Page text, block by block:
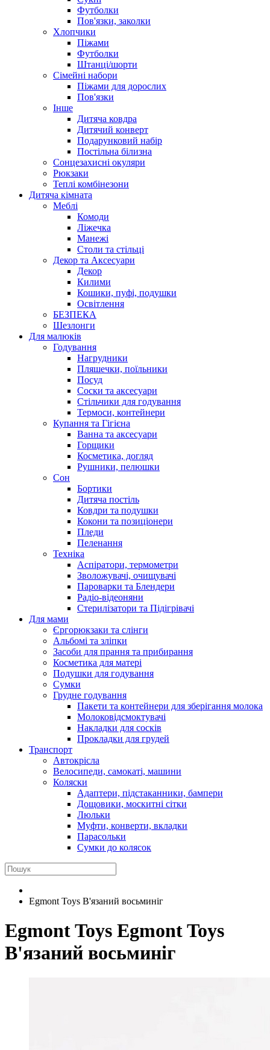
Футболки
Пов'язки, заколки
Хлопчики
Піжами
Футболки
Штанці/шорти
Сімейні набори
Піжами для дорослих
Пов'язки
Інше
Дитяча ковдра
Дитячий конверт
Подарунковий набір
Постільна білизна
Сонцезахисні окуляри
Рюкзаки
Теплі комбінезони
Дитяча кімната
Меблі
Комоди
Ліжечка
Манежі
Столи та стільці
Декор та Аксесуари
Декор
Килими
Кошики, пуфі, подушки
Освітлення
БЕЗПЕКА
Шезлонги
Для малюків
Годування
Нагрудники
Пляшечки, поїльники
Посуд
Соски та аксесуари
Стільчики для годування
Термоси, контейнери
Купання та Гігієна
Ванна та аксесуари
Горщики
Косметика, догляд
Рушники, пелюшки
Сон
Бортики
Дитяча постіль
Ковдри та подушки
Кокони та позиціонери
Пледи
Пеленання
Техніка
Аспіратори, термометри
Зволожувачі, очищувачі
Пароварки та Блендери
Радіо-відеоняни
Стерилізатори та Підігрівачі
Для мами
Єргорюкзаки та слінги
Альбомі та зліпки
Засоби для прання та прибирання
Косметика для матері
Подушки для годування
Сумки
Грудне годування
Пакети та контейнери для зберігання молока
Молоковідсмоктувачі
Накладки для сосків
Прокладки для грудей
Транспорт
Автокрісла
Велосипеди, самокаті, машини
Коляски
Адаптери, підстаканники, бампери
Дощовики, москитні сітки
Люльки
Муфти, конверти, вкладки
Парасольки
Сумки до колясок
Egmont Toys В'язаний восьминіг
Egmont Toys Egmont Toys
В'язаний восьминіг